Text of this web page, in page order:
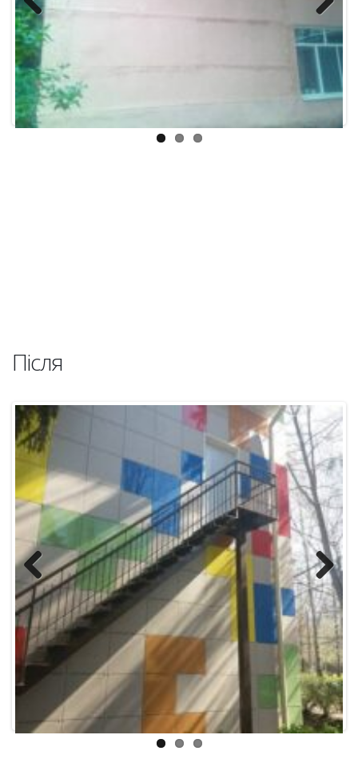
Previous Next
2018 рік: Капітальний ремонт евакуаційних виходів –
498,900 грн
До ремонту